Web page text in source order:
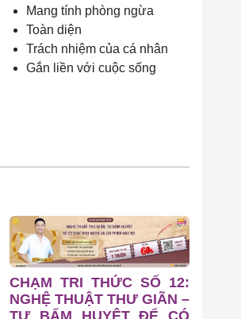
Mang tính phòng ngừa
Toàn diện
Trách nhiệm của cá nhân
Gắn liền với cuộc sống
CHẠM TRI THỨC SỐ 12:
NGHỆ THUẬT THƯ GIÃN –
TỰ BẤM HUYỆT ĐỂ CÓ